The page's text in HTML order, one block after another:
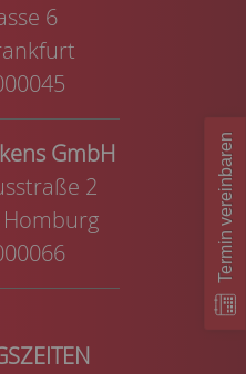
6
GmbH
2
Termin vereinbaren